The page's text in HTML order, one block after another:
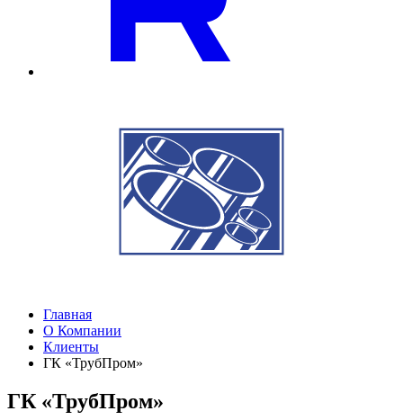
Главная
О Компании
Клиенты
ГК «ТрубПром»
ГК «ТрубПром»